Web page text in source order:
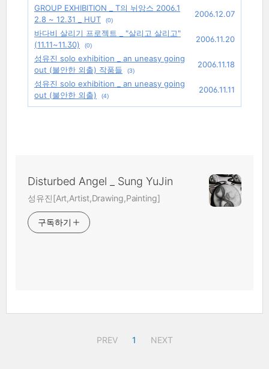
GROUP EXHIBITION _ T의 뉘앙스 2006.1
2.8 ~ 12.31 _ HUT
(0)
2006.12.07
바다비 살리기 프로젝트 _ "살리고 살리고"
(11.11~11.30)
(0)
2006.11.20
성유진 solo exhibition _ an uneasy going
out (불안한 외출) 작품들
(3)
2006.11.18
성유진 solo exhibition _ an uneasy going
out (불안한 외출)
(4)
2006.11.11
Disturbed Angel _ Sung YuJin
성유진[Art,Artist,Drawing,Painting]
구독하기
PREV 1 NEXT